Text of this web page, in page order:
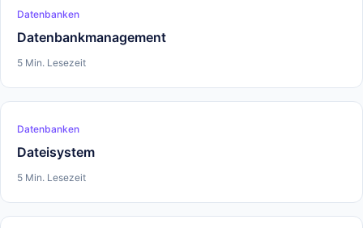
Datenbanken
Datenbankmanagement
5 Min. Lesezeit
Datenbanken
Dateisystem
5 Min. Lesezeit